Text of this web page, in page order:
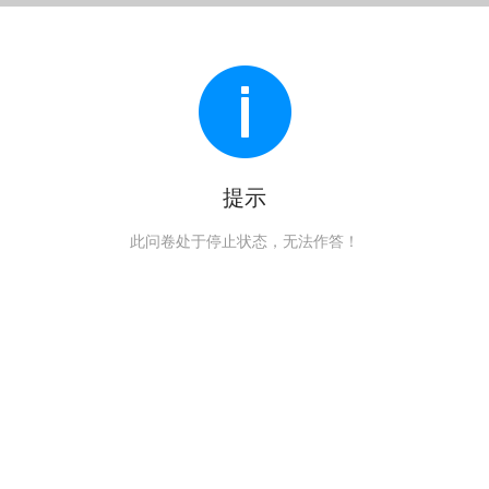
提示
此问卷处于停止状态，无法作答！